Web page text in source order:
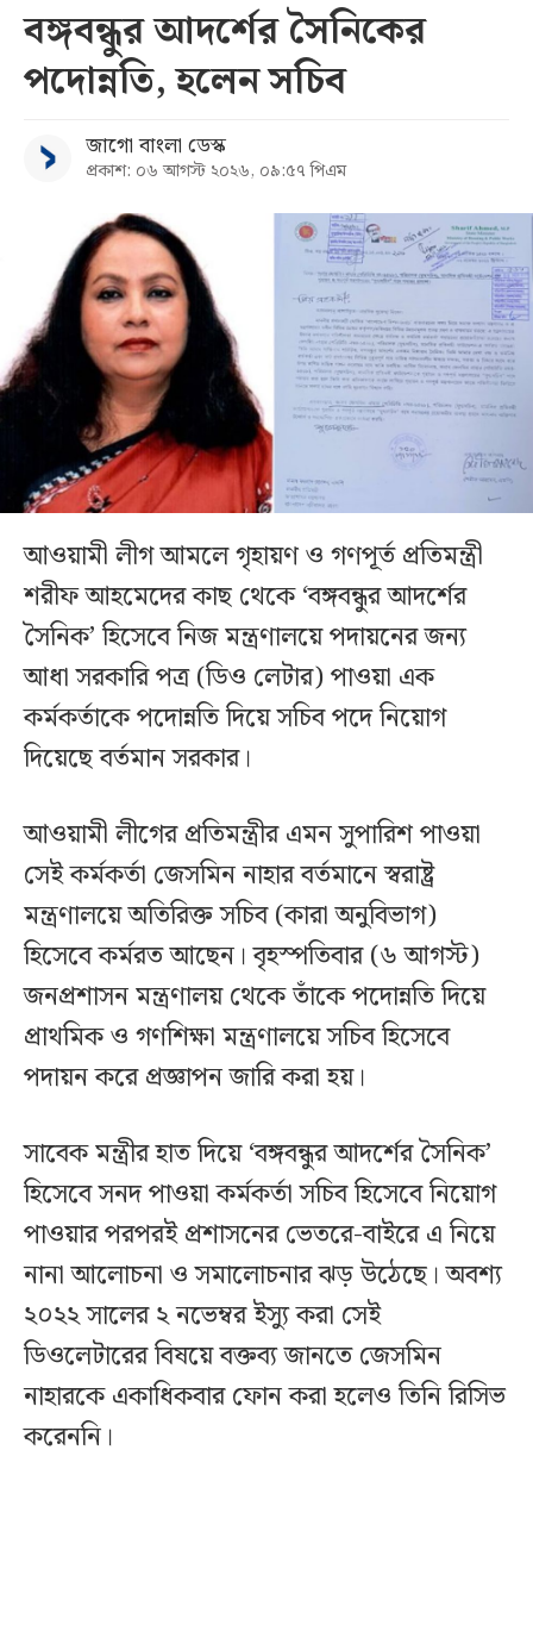
বঙ্গবন্ধুর আদর্শের সৈনিকের
পদোন্নতি, হলেন সচিব
জাগো বাংলা ডেস্ক
প্রকাশ: ০৬ আগস্ট ২০২৬, ০৯:৫৭ পিএম
আওয়ামী লীগ আমলে গৃহায়ণ ও গণপূর্ত প্রতিমন্ত্রী
শরীফ আহমেদের কাছ থেকে ‘বঙ্গবন্ধুর আদর্শের
সৈনিক’ হিসেবে নিজ মন্ত্রণালয়ে পদায়নের জন্য
আধা সরকারি পত্র (ডিও লেটার) পাওয়া এক
কর্মকর্তাকে পদোন্নতি দিয়ে সচিব পদে নিয়োগ
দিয়েছে বর্তমান সরকার।
আওয়ামী লীগের প্রতিমন্ত্রীর এমন সুপারিশ পাওয়া
সেই কর্মকর্তা জেসমিন নাহার বর্তমানে স্বরাষ্ট্র
মন্ত্রণালয়ে অতিরিক্ত সচিব (কারা অনুবিভাগ)
হিসেবে কর্মরত আছেন। বৃহস্পতিবার (৬ আগস্ট)
জনপ্রশাসন মন্ত্রণালয় থেকে তাঁকে পদোন্নতি দিয়ে
প্রাথমিক ও গণশিক্ষা মন্ত্রণালয়ে সচিব হিসেবে
পদায়ন করে প্রজ্ঞাপন জারি করা হয়।
সাবেক মন্ত্রীর হাত দিয়ে ‘বঙ্গবন্ধুর আদর্শের সৈনিক’
হিসেবে সনদ পাওয়া কর্মকর্তা সচিব হিসেবে নিয়োগ
পাওয়ার পরপরই প্রশাসনের ভেতরে-বাইরে এ নিয়ে
নানা আলোচনা ও সমালোচনার ঝড় উঠেছে। অবশ্য
২০২২ সালের ২ নভেম্বর ইস্যু করা সেই
ডিওলেটারের বিষয়ে বক্তব্য জানতে জেসমিন
নাহারকে একাধিকবার ফোন করা হলেও তিনি রিসিভ
করেননি।